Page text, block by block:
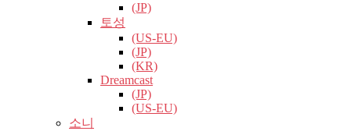
(JP)
토성
(US-EU)
(JP)
(KR)
Dreamcast
(JP)
(US-EU)
소니